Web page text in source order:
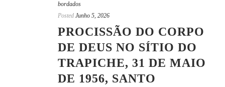
bordados
Posted Junho 5, 2026
PROCISSÃO DO CORPO
DE DEUS NO SÍTIO DO
TRAPICHE, 31 DE MAIO
DE 1956, SANTO